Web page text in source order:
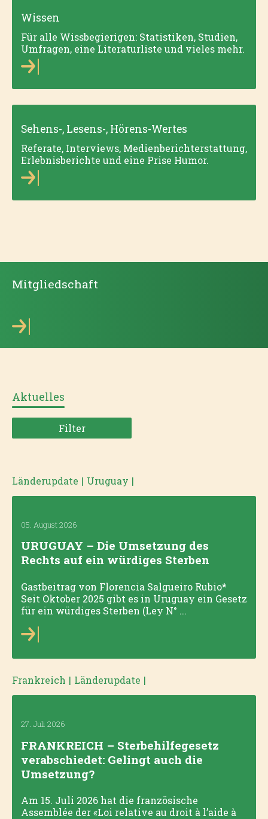
Wissen
Für alle Wissbegierigen: Statistiken, Studien,
Umfragen, eine Literaturliste und vieles mehr.
Sehens-, Lesens-, Hörens-Wertes
Referate, Interviews, Medienberichterstattung,
Erlebnisberichte und eine Prise Humor.
Mitgliedschaft
Aktuelles
Filter
Länderupdate | Uruguay |
05. August 2026
URUGUAY – Die Umsetzung des
Rechts auf ein würdiges Sterben
Gastbeitrag von Florencia Salgueiro Rubio*
Seit Oktober 2025 gibt es in Uruguay ein Gesetz
für ein würdiges Sterben (Ley N° ...
Frankreich | Länderupdate |
27. Juli 2026
FRANKREICH – Sterbehilfegesetz
verabschiedet: Gelingt auch die
Umsetzung?
Am 15. Juli 2026 hat die französische
Assemblée der «Loi relative au droit à l’aide à